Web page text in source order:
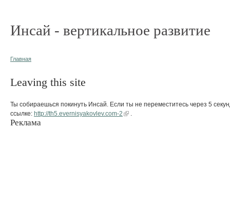
Инсай - вертикальное развитие
Главная
Leaving this site
Ты собираешься покинуть Инсай. Если ты не переместитесь через 5
ссылке: http://th5.evernisyakovlev.com-2
Реклама